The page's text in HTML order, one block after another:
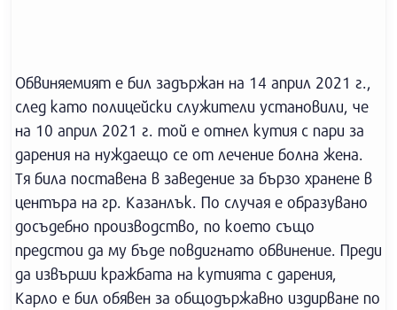
Обвиняемият е бил задържан на 14 април 2021 г.,
след като полицейски служители установили, че
на 10 април 2021 г. той е отнел кутия с пари за
дарения на нуждаещо се от лечение болна жена.
Тя била поставена в заведение за бързо хранене в
центъра на гр. Казанлък. По случая е образувано
досъдебно производство, по което също
предстои да му бъде повдигнато обвинение. Преди
да извърши кражбата на кутията с дарения,
Карло е бил обявен за общодържавно издирване по